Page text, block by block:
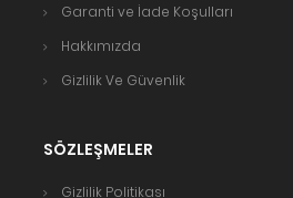
Garanti ve İade Koşulları
Hakkımızda
Gizlilik Ve Güvenlik
SÖZLEŞMELER
Gizlilik Politikası